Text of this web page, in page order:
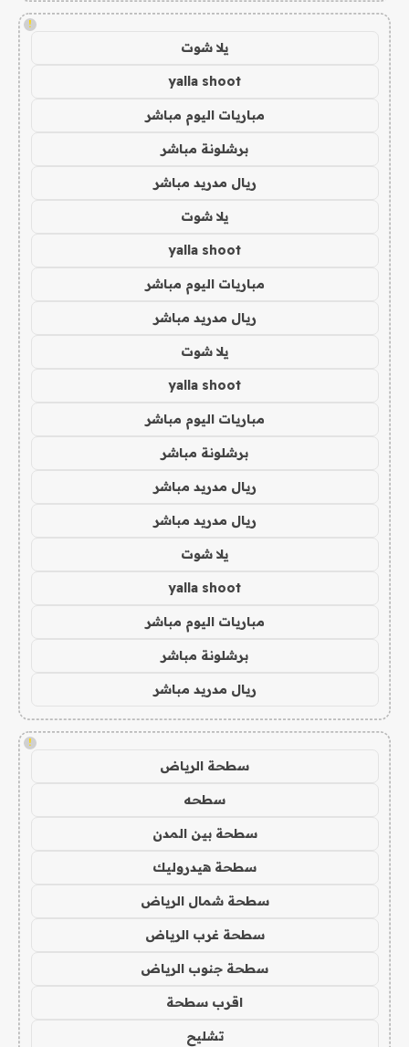
!
يلا شوت
yalla shoot
مباريات اليوم مباشر
برشلونة مباشر
ريال مدريد مباشر
يلا شوت
yalla shoot
مباريات اليوم مباشر
ريال مدريد مباشر
يلا شوت
yalla shoot
مباريات اليوم مباشر
برشلونة مباشر
ريال مدريد مباشر
ريال مدريد مباشر
يلا شوت
yalla shoot
مباريات اليوم مباشر
برشلونة مباشر
ريال مدريد مباشر
!
سطحة الرياض
سطحه
سطحة بين المدن
سطحة هيدروليك
سطحة شمال الرياض
سطحة غرب الرياض
سطحة جنوب الرياض
اقرب سطحة
تشليح